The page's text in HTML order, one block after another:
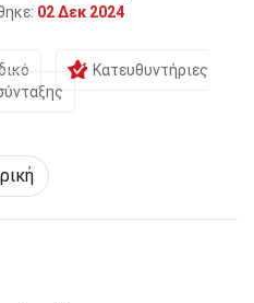
02 Δεκ 2024
Κατευθυντήριες